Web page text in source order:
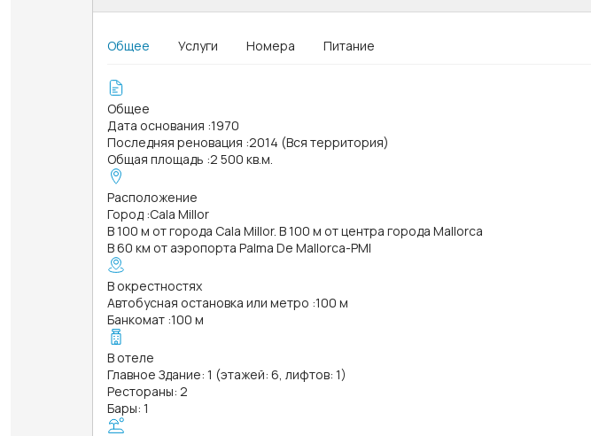
Общее Услуги Номера Питание
Общее
Дата основания :1970
Последняя реновация :2014 (Вся территория)
Общая площадь :2 500 кв.м.
Расположение
Город :Cala Millor
В 100 м от города Cala Millor. В 100 м от центра города Mallorca
В 60 км от аэропорта Palma De Mallorca-PMI
В окрестностях
Автобусная остановка или метро :100 м
Банкомат :100 м
В отеле
Главное Здание: 1 (этажей: 6, лифтов: 1)
Рестораны: 2
Бары: 1